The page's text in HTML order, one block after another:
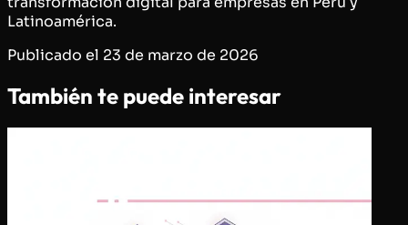
Latinoamérica.
Publicado el 23 de marzo de 2026
También te puede interesar